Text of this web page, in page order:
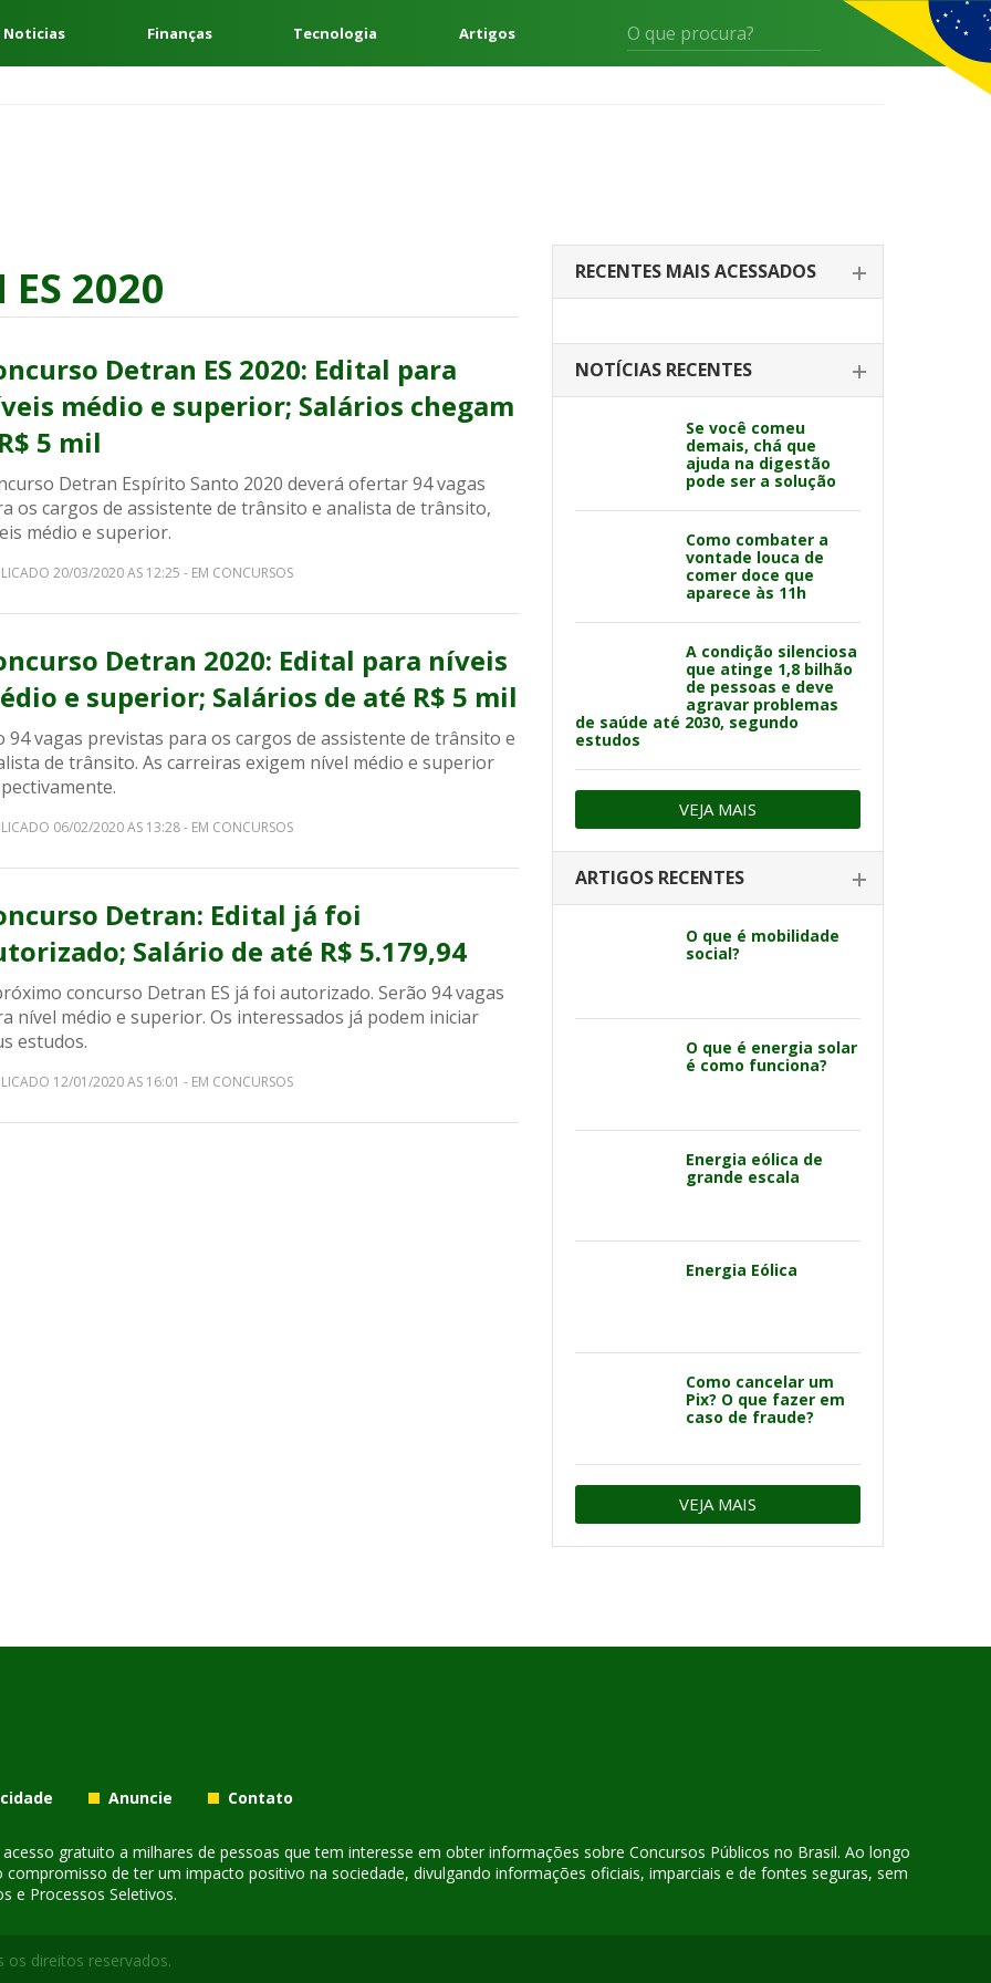
Noticias Finanças Tecnologia Artigos
ES 2020
Detran ES 2020: Edital para
médio e superior; Salários chegam
5 mil
Detran Espírito Santo 2020 deverá ofertar 94 vagas
os cargos de assistente de trânsito e analista de trânsito,
médio e superior.
20/03/2020 AS 12:25 - EM CONCURSOS
Detran 2020: Edital para níveis
e superior; Salários de até R$ 5 mil
94 vagas previstas para os cargos de assistente de trânsito e
de trânsito. As carreiras exigem nível médio e superior
06/02/2020 AS 13:28 - EM CONCURSOS
Detran: Edital já foi
Salário de até R$ 5.179,94
concurso Detran ES já foi autorizado. Serão 94 vagas
nível médio e superior. Os interessados já podem iniciar
estudos.
12/01/2020 AS 16:01 - EM CONCURSOS
RECENTES MAIS ACESSADOS
NOTÍCIAS RECENTES
Se você comeu
demais, chá que
ajuda na digestão
pode ser a solução
Como combater a
vontade louca de
comer doce que
aparece às 11h
A condição silenciosa
que atinge 1,8 bilhão
de pessoas e deve
agravar problemas
de saúde até 2030, segundo
estudos
VEJA MAIS
ARTIGOS RECENTES
O que é mobilidade
social?
O que é energia solar
é como funciona?
Energia eólica de
grande escala
Energia Eólica
Como cancelar um
Pix? O que fazer em
caso de fraude?
VEJA MAIS
Anuncie Contato
gratuito a milhares de pessoas que tem interesse em obter informações sobre Concursos Públicos no Brasil. Ao longo
de ter um impacto positivo na sociedade, divulgando informações oficiais, imparciais e de fontes seguras, sem
e Processos Seletivos.
os direitos reservados.